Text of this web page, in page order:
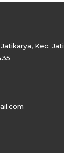
Kec.